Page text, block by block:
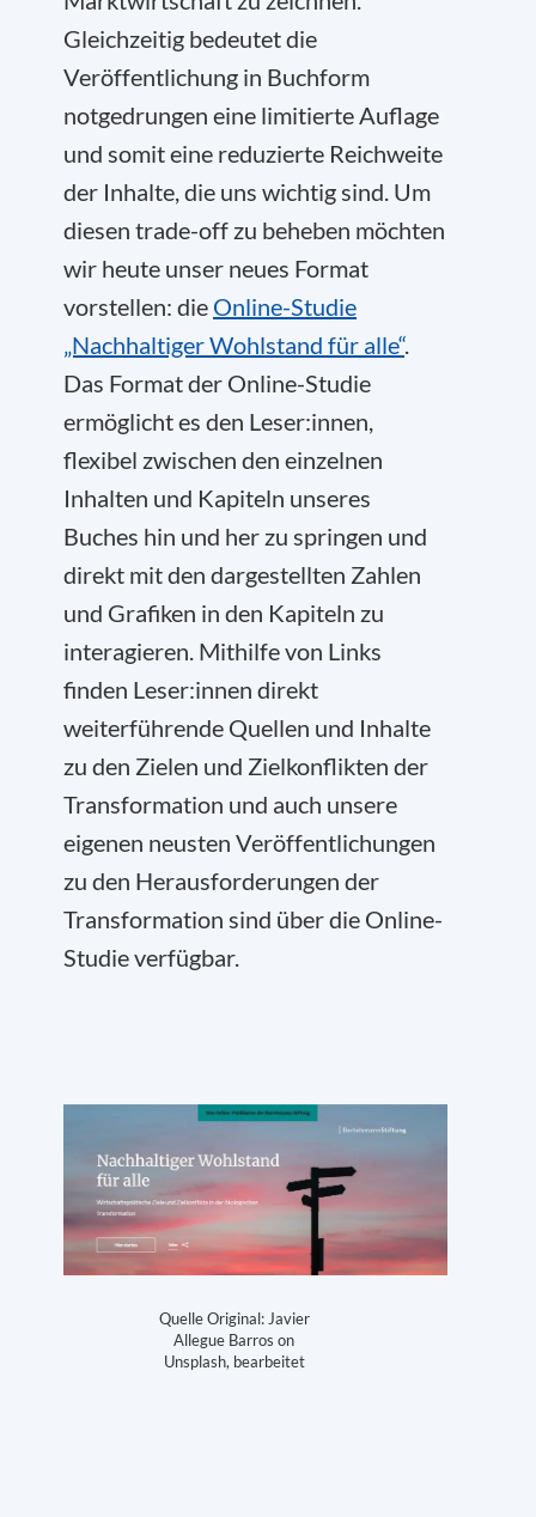
Gleichzeitig bedeutet die
Veröffentlichung in Buchform
notgedrungen eine limitierte Auflage
und somit eine reduzierte Reichweite
der Inhalte, die uns wichtig sind. Um
diesen trade-off zu beheben möchten
wir heute unser neues Format
vorstellen: die Online-Studie
„Nachhaltiger Wohlstand für alle“.
Das Format der Online-Studie
ermöglicht es den Leser:innen,
flexibel zwischen den einzelnen
Inhalten und Kapiteln unseres
Buches hin und her zu springen und
direkt mit den dargestellten Zahlen
und Grafiken in den Kapiteln zu
interagieren. Mithilfe von Links
finden Leser:innen direkt
weiterführende Quellen und Inhalte
zu den Zielen und Zielkonflikten der
Transformation und auch unsere
eigenen neusten Veröffentlichungen
zu den Herausforderungen der
Transformation sind über die Online-
Studie verfügbar.
Quelle Original: Javier
Allegue Barros on
Unsplash, bearbeitet